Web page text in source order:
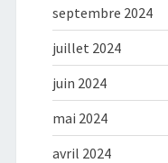
septembre 2024
juillet 2024
juin 2024
mai 2024
avril 2024